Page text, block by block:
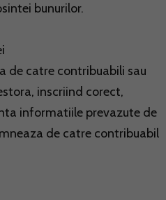
bunurilor.
de catre contribuabili sau
inscriind corect,
informatiile prevazute de
de catre contribuabil